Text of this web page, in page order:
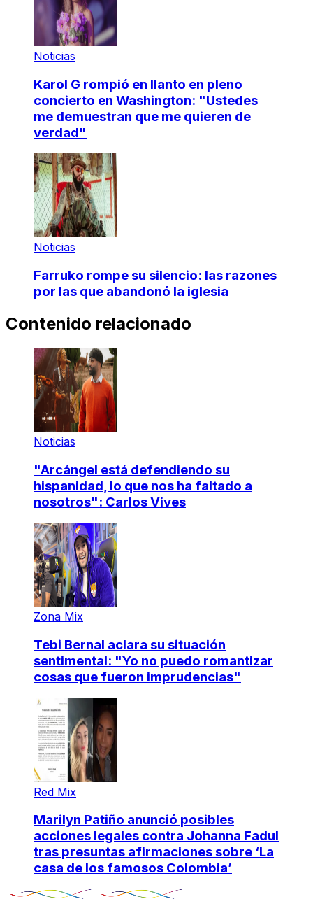
Noticias
Karol G rompió en llanto en pleno
concierto en Washington: "Ustedes
me demuestran que me quieren de
verdad"
Noticias
Farruko rompe su silencio: las razones
por las que abandonó la iglesia
Contenido relacionado
Noticias
"Arcángel está defendiendo su
hispanidad, lo que nos ha faltado a
nosotros": Carlos Vives
Zona Mix
Tebi Bernal aclara su situación
sentimental: "Yo no puedo romantizar
cosas que fueron imprudencias"
Red Mix
Marilyn Patiño anunció posibles
acciones legales contra Johanna Fadul
tras presuntas afirmaciones sobre ‘La
casa de los famosos Colombia’